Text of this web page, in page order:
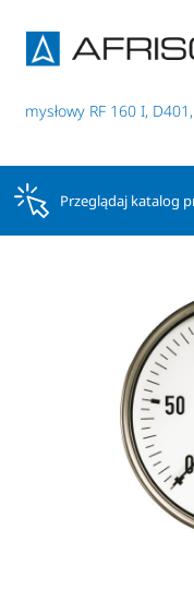
RF 160 I,
Przeglądaj katalog